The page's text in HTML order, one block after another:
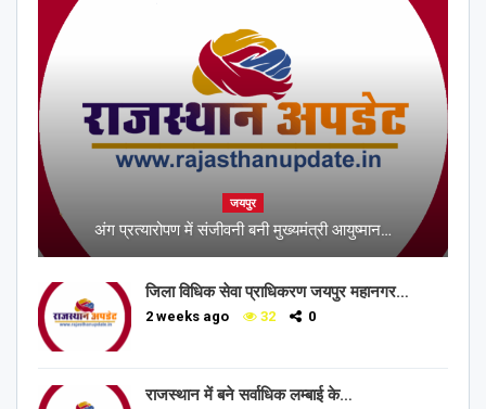
जयपुर
अंग प्रत्यारोपण में संजीवनी बनी मुख्यमंत्री आयुष्मान…
जिला विधिक सेवा प्राधिकरण जयपुर महानगर…
2 weeks ago 32 0
राजस्थान में बने सर्वाधिक लम्बाई के…